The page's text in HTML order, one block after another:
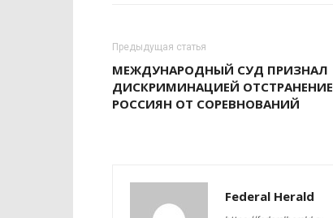
Предыдущая статья
МЕЖДУНАРОДНЫЙ СУД ПРИЗНАЛ
ДИСКРИМИНАЦИЕЙ ОТСТРАНЕНИЕ
РОССИЯН ОТ СОРЕВНОВАНИЙ
Federal Herald